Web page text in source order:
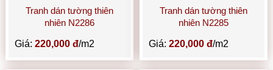
Tranh dán tường thiên
nhiên N2286
Giá:220,000 đ/m2
Tranh dán tường thiên
nhiên N2285
Giá: 220,000 đ/m2